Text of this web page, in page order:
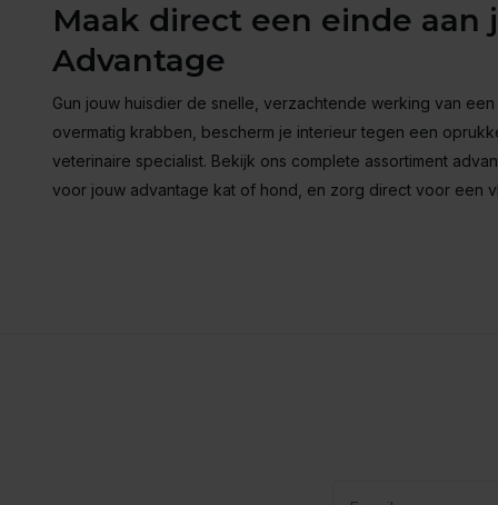
Maak direct een einde
Advantage
Gun jouw huisdier de snelle, verzachtende werking van
overmatig krabben, bescherm je interieur tegen een
veterinaire specialist. Bekijk ons complete assortiment
voor jouw advantage kat of hond, en zorg direct voor een